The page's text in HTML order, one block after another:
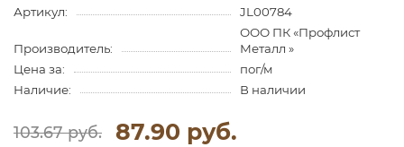
Артикул:
JL00784
Производитель:
ООО ПК «Профлист
Металл »
Цена за:
пог/м
Наличие:
В наличии
103.67 руб. 87.90 руб.